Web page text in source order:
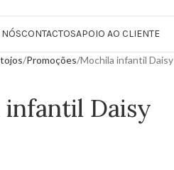
CONTACTOSAPOIO AO CLIENTE
Promoções Mochila infantil Daisy
Daisy